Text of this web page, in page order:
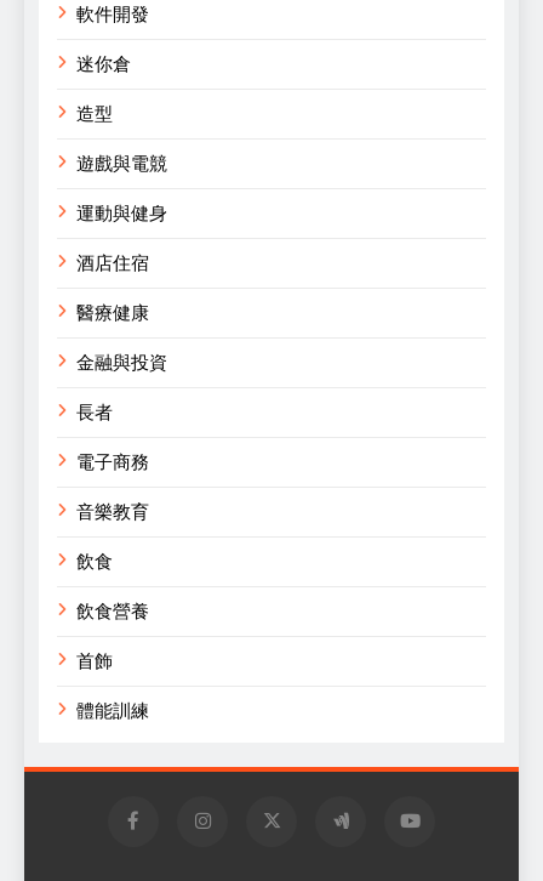
軟件開發
迷你倉
造型
遊戲與電競
運動與健身
酒店住宿
醫療健康
金融與投資
長者
電子商務
音樂教育
飲食
飲食營養
首飾
體能訓練